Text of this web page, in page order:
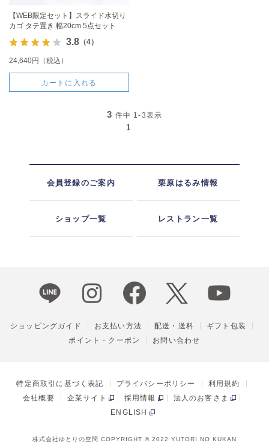
【WEB限定セット】スライド水切り
カゴ タテ置き 幅20cm 5点セット
3.8（4）
24,640円（税込）
カートに入れる
3 件中 1-3表示
1
会員登録のご案内 栗原はるみ情報
ショップ一覧 レストラン一覧
ショッピングガイド お支払い方法 配送・送料
ギフト包装
ポイント・クーポン
お問い合わせ
特定商取引に基づく表記 プライバシーポリシー
利用規約
会社概要
企業サイト 採用情報
法人のお客さま
ENGLISH
株式会社ゆとりの空間 COPYRIGHT © 2022 YUTORI NO KUKAN